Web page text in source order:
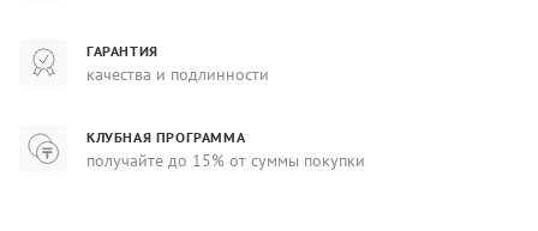
ГАРАНТИЯ
качества и подлинности
КЛУБНАЯ ПРОГРАММА
получайте до 15% от суммы покупки